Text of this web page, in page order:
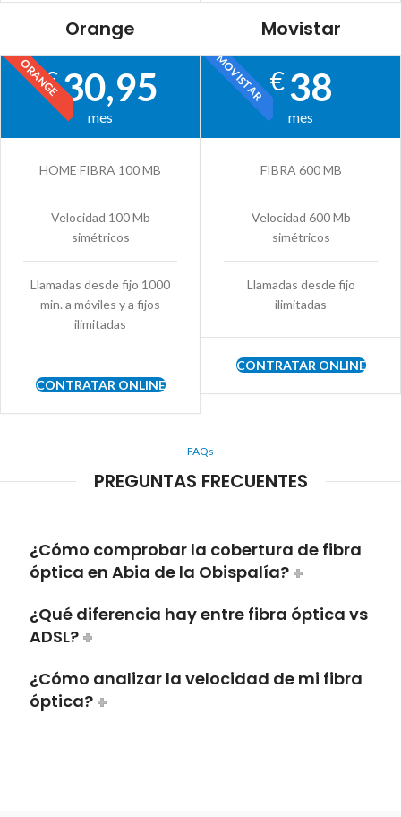
Orange
ORANGE
€30,95
mes
HOME FIBRA 100 MB
Velocidad 100 Mb
simétricos
Llamadas desde fijo 1000
min. a móviles y a fijos
ilimitadas
CONTRATAR ONLINE
Movistar
MOVISTAR€38
mes
FIBRA 600 MB
Velocidad 600 Mb
simétricos
Llamadas desde fijo
ilimitadas
CONTRATAR ONLINE
FAQs
PREGUNTAS FRECUENTES
¿Cómo comprobar la cobertura de fibra
óptica en Abia de la Obispalía?
¿Qué diferencia hay entre fibra óptica vs
ADSL?
¿Cómo analizar la velocidad de mi fibra
óptica?